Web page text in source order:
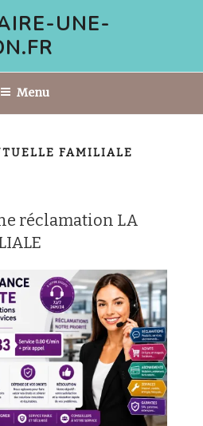
UNE-
Menu
FAMILIALE
réclamation LA